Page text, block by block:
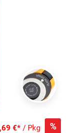
€* / Pkg %